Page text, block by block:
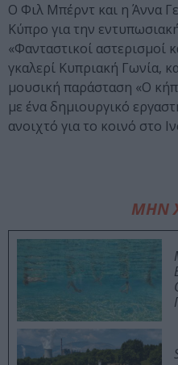
Ο Φιλ Μπέρντ και η Άννα
Κύπρο για την
«Φανταστικοί αστερισμοί
γκαλερί Κυπριακή Γωνία,
μουσική παράσταση «Ο
με ένα δημιουργικό
ανοιχτό για το κοινό στο
ΜΗΝ